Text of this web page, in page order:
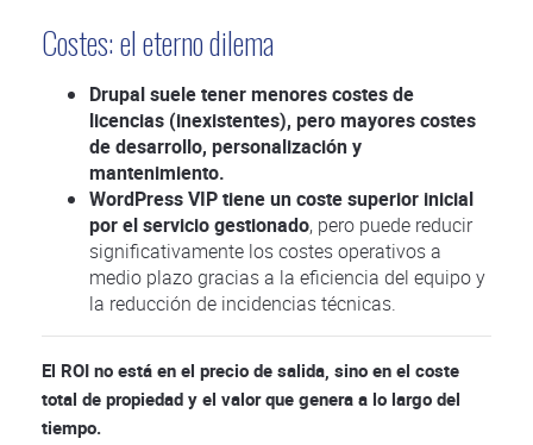
Costes: el eterno dilema
Drupal suele tener menores costes de
licencias (inexistentes), pero mayores costes
de desarrollo, personalización y
mantenimiento.
WordPress VIP tiene un coste superior inicial
por el servicio gestionado, pero puede reducir
significativamente los costes operativos a
medio plazo gracias a la eficiencia del equipo y
la reducción de incidencias técnicas.
El ROI no está en el precio de salida, sino en el coste
total de propiedad y el valor que genera a lo largo del
tiempo.